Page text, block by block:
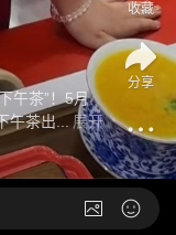
午茶”！5月
午茶出... 展开
收藏
分享